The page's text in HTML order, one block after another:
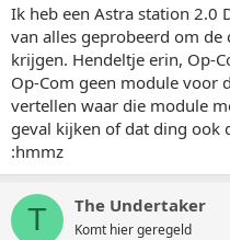
Ik heb een Astra station 2.0
van alles geprobeerd om
krijgen. Hendeltje erin, Op-
Op-Com geen module voor
vertellen waar die module
geval kijken of dat ding ook
:hmmz
T The Undertaker
Komt hier geregeld